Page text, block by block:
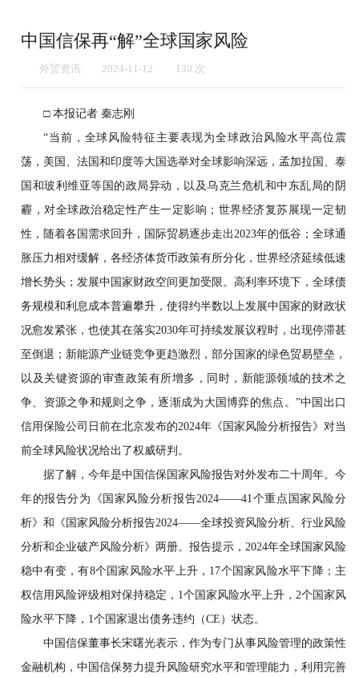
中国信保再“解”全球国家风险
外贸资讯 2024-11-12 1 30 次
□ 本报记者 秦志刚
“当前，全球风险特征主要表现为全球政治风险水平高位震
荡，美国、法国和印度等大国选举对全球影响深远，孟加拉国、泰
国和玻利维亚等国的政局异动，以及乌克兰危机和中东乱局的阴
霾，对全球政治稳定性产生一定影响；世界经济复苏展现一定韧
性，随着各国需求回升，国际贸易逐步走出2023年的低谷；全球通
胀压力相对缓解，各经济体货币政策有所分化，世界经济延续低速
增长势头；发展中国家财政空间更加受限。高利率环境下，全球债
务规模和利息成本普遍攀升，使得约半数以上发展中国家的财政状
况愈发紧张，也使其在落实2030年可持续发展议程时，出现停滞甚
至倒退；新能源产业链竞争更趋激烈，部分国家的绿色贸易壁垒，
以及关键资源的审查政策有所增多，同时，新能源领域的技术之
争、资源之争和规则之争，逐渐成为大国博弈的焦点。”中国出口
信用保险公司日前在北京发布的2024年《国家风险分析报告》对当
前全球风险状况给出了权威研判。
据了解，今年是中国信保国家风险报告对外发布二十周年。今
年的报告分为《国家风险分析报告2024——41个重点国家风险分
析》和《国家风险分析报告2024——全球投资风险分析、行业风险
分析和企业破产风险分析》两册。报告提示，2024年全球国家风险
稳中有变，有8个国家风险水平上升，17个国家风险水平下降；主
权信用风险评级相对保持稳定，1个国家风险水平上升，2个国家风
险水平下降，1个国家退出债务违约（CE）状态。
中国信保董事长宋曙光表示，作为专门从事风险管理的政策性
金融机构，中国信保努力提升风险研究水平和管理能力，利用完善